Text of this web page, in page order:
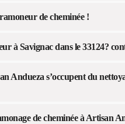
de cheminée !
à Savignac dans le 33124?
Andueza s’occupent du
de cheminée à Artisan